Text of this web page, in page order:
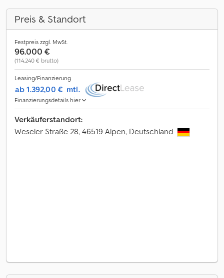
Preis & Standort
Festpreis zzgl. MwSt.
96.000 €
(114.240 € brutto)
Leasing/Finanzierung
ab 1.392,00 € mtl.
Finanzierungsdetails hier
Verkäuferstandort:
Weseler Straße 28, 46519 Alpen, Deutschland